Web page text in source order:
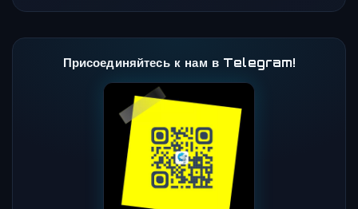
Присоединяйтесь к нам в Telegram!